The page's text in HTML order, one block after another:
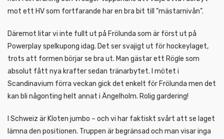
mot ett HV som fortfarande har en bra bit till ”mästarnivån”.
Däremot litar vi inte fullt ut på Frölunda som är först ut på
Powerplay spelkupong idag. Det ser svajigt ut för hockeylaget,
trots att formen börjar se bra ut. Man gästar ett Rögle som
absolut fått nya krafter sedan tränarbytet. I mötet i
Scandinavium förra veckan gick det enkelt för Frölunda men det
kan bli någonting helt annat i Ängelholm. Rolig gardering!
I Schweiz är Kloten jumbo – och vi har faktiskt svårt att se laget
lämna den positionen. Truppen är begränsad och man visar inga